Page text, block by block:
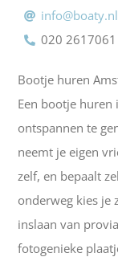
info@boaty.nl
020 2617061
Bootje huren
Een bootje
ontspannen te
neemt je eigen
zelf, en bepaalt
onderweg kies je
inslaan van
fotogenieke